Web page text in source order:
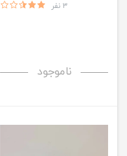
3 نفر
ناموجود